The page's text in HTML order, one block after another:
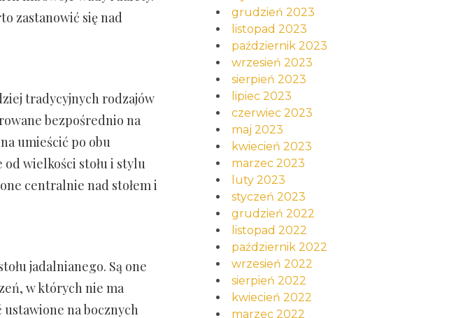
zastanowić się nad
tradycyjnych rodzajów
bezpośrednio na
umieścić po obu
wielkości stołu i stylu
centralnie nad stołem i
jadalnianego. Są one
w których nie ma
na bocznych
grudzień 2023
listopad 2023
październik 2023
wrzesień 2023
sierpień 2023
lipiec 2023
czerwiec 2023
maj 2023
kwiecień 2023
marzec 2023
luty 2023
styczeń 2023
grudzień 2022
listopad 2022
październik 2022
wrzesień 2022
sierpień 2022
kwiecień 2022
marzec 2022